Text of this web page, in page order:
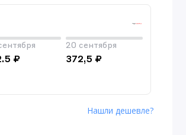
₽
20 сентября
372,5 ₽
Нашли дешевле?